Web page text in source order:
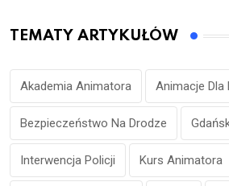
TEMATY ARTYKUŁÓW
Akademia Animatora Animacje Dla
Bezpieczeństwo Na Drodze
Interwencja Policji Kurs Animatora